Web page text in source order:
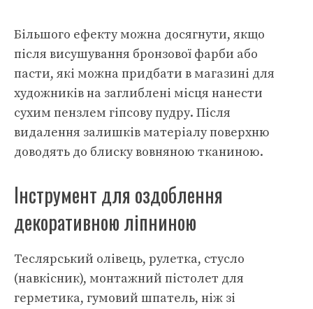
Більшого ефекту можна досягнути, якщо
після висушування бронзової фарби або
пасти, які можна придбати в магазині для
художників на заглиблені місця нанести
сухим пензлем гіпсову пудру. Після
видалення залишків матеріалу поверхню
доводять до блиску вовняною тканиною.
Інструмент для оздоблення
декоративною ліпниною
Теслярський олівець, рулетка, стусло
(навкісник), монтажний пістолет для
герметика, гумовий шпатель, ніж зі